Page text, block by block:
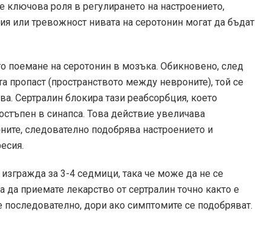
ключова роля в регулирането на настроението,
или тревожност нивата на серотонин могат да бъдат
поемане на серотонин в мозъка. Обикновено, след
пропаст (пространството между невроните), той се
Сертралин блокира тази реабсорбция, което
в синапса. Това действие увеличава
следователно подобрява настроението и
за 3-4 седмици, така че може да не се
приемате лекарство от сертралин точно както е
дори ако симптомите се подобряват.